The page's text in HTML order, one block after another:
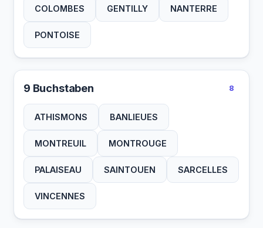
COLOMBES GENTILLY NANTERRE
PONTOISE
9 Buchstaben 8
ATHISMONS BANLIEUES
MONTREUIL MONTROUGE
PALAISEAU SAINTOUEN SARCELLES
VINCENNES